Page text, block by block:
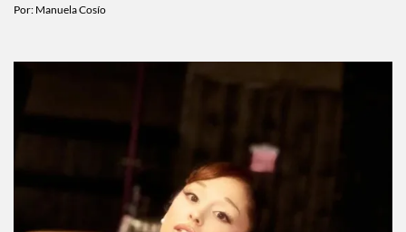
Por: Manuela Cosío